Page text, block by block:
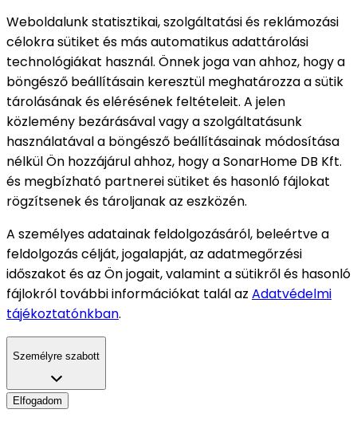
Weboldalunk statisztikai, szolgáltatási és reklámozási
célokra sütiket és más automatikus adattárolási
technológiákat használ. Önnek joga van ahhoz, hogy a
böngésző beállításain keresztül meghatározza a sütik
tárolásának és elérésének feltételeit. A jelen
közlemény bezárásával vagy a szolgáltatásunk
használatával a böngésző beállításainak módosítása
nélkül Ön hozzájárul ahhoz, hogy a SonarHome DB Kft.
és megbízható partnerei sütiket és hasonló fájlokat
rögzítsenek és tároljanak az eszközén.
A személyes adatainak feldolgozásáról, beleértve a
feldolgozás célját, jogalapját, az adatmegőrzési
időszakot és az Ön jogait, valamint a sütikről és hasonló
fájlokról további információkat talál az Adatvédelmi
tájékoztatónkban.
Személyre szabott
Elfogadom